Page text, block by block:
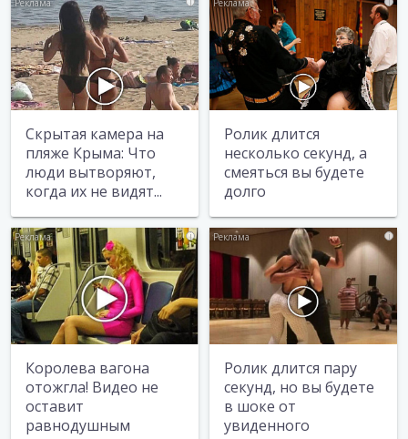
Скрытая камера на
пляже Крыма: Что
люди вытворяют,
когда их не видят...
Ролик длится
несколько секунд, а
смеяться вы будете
долго
i
Королева вагона
отожгла! Видео не
оставит
равнодушным
i
Ролик длится пару
секунд, но вы будете
в шоке от
увиденного